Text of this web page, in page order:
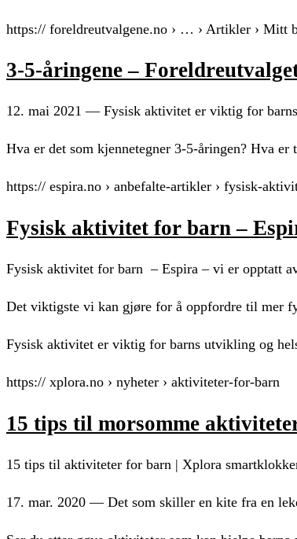
https:// foreldreutvalgene.no › … › Artikler › Mitt
3-5-åringene –
12. mai 2021 — Fysisk aktivitet er viktig for
Hva er det som kjennetegner 3-5-åringen? Hva
https:// espira.no › anbefalte-artikler › fysisk-
Fysisk aktivitet for barn –
Fysisk aktivitet for barn – Espira – vi er opptatt
Det viktigste vi kan gjøre for å oppfordre til mer
Fysisk aktivitet er viktig for barns utvikling og
https:// xplora.no › nyheter › aktiviteter-for-barn
15 tips til morsomme
15 tips til aktiviteter for barn | Xplora
17. mar. 2020 — Det som skiller en kite fra en